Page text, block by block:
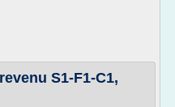
S1-F1-C1,